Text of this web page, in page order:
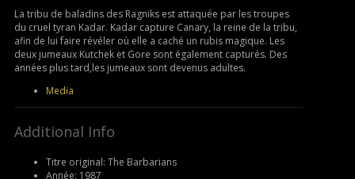
La tribu de baladins des Ragniks est attaquée par les troupes
du cruel tyran Kadar. Kadar capture Canary, la reine de la tribu,
afin de lui faire révéler où elle a caché un rubis magique. Les
deux jumeaux Kutchek et Gore sont également capturés. Des
années plus tard,les jumeaux sont devenus adultes.
Media
Additional Info
Titre original: The Barbarians
Année: 1987